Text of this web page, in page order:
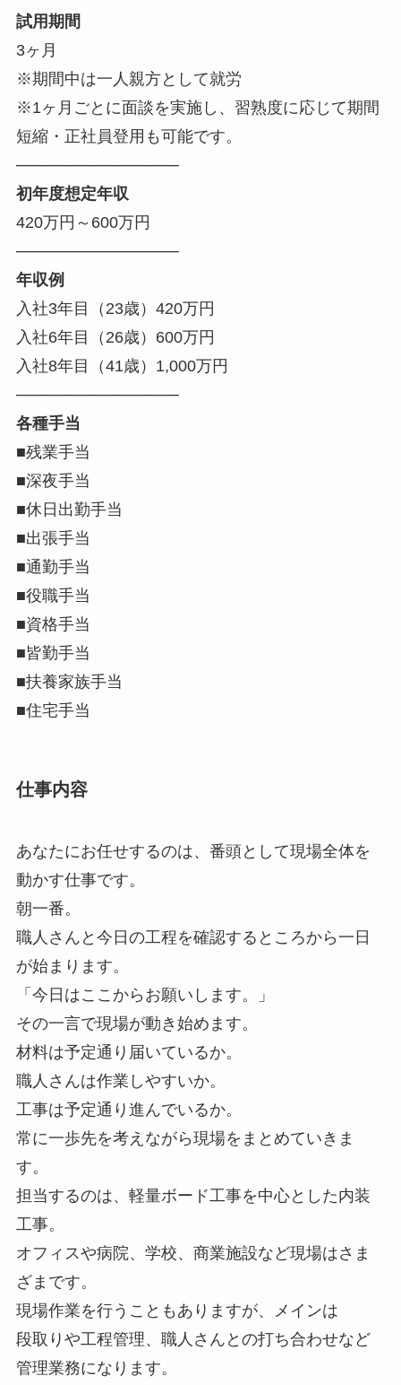
試用期間
3ヶ月
※期間中は一人親方として就労
※1ヶ月ごとに面談を実施し、習熟度に応じて期間
短縮・正社員登用も可能です。
──────────────
初年度想定年収
420万円～600万円
──────────────
年収例
入社3年目（23歳）420万円
入社6年目（26歳）600万円
入社8年目（41歳）1,000万円
──────────────
各種手当
■残業手当
■深夜手当
■休日出勤手当
■出張手当
■通勤手当
■役職手当
■資格手当
■皆勤手当
■扶養家族手当
■住宅手当
仕事内容
あなたにお任せするのは、番頭として現場全体を
動かす仕事です。
朝一番。
職人さんと今日の工程を確認するところから一日
が始まります。
「今日はここからお願いします。」
その一言で現場が動き始めます。
材料は予定通り届いているか。
職人さんは作業しやすいか。
工事は予定通り進んでいるか。
常に一歩先を考えながら現場をまとめていきま
す。
担当するのは、軽量ボード工事を中心とした内装
工事。
オフィスや病院、学校、商業施設など現場はさま
ざまです。
現場作業を行うこともありますが、メインは
段取りや工程管理、職人さんとの打ち合わせなど
管理業務になります。